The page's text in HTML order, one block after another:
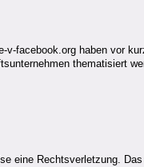
facebook.org haben vor
thematisiert
eine Rechtsverletzung.